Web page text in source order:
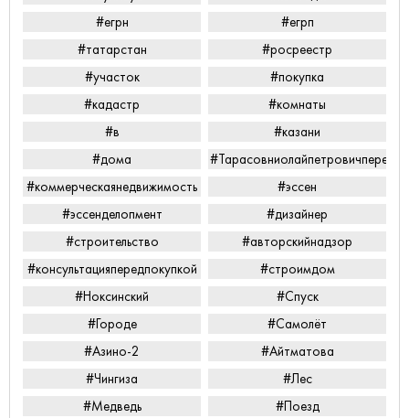
#егрн
#егрп
#татарстан
#росреестр
#участок
#покупка
#кадастр
#комнаты
#в
#казани
#дома
#коммерческаянедвижимость
#эссен
#эссенделопмент
#дизайнер
#строительство
#авторскийнадзор
#консультацияпередпокупкой
#строимдом
#Ноксинский
#Спуск
#Городе
#Самолёт
#Азино-2
#Айтматова
#Чингиза
#Лес
#Медведь
#Поезд